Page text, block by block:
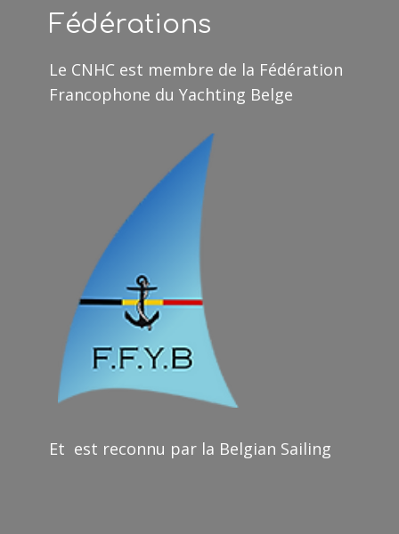
Fédérations
Le CNHC est membre de la Fédération
Francophone du Yachting Belge
Et est reconnu par la Belgian Sailing